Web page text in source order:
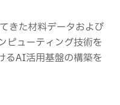
きた材料データおよび
ピューティング技術を
るAI活用基盤の構築を